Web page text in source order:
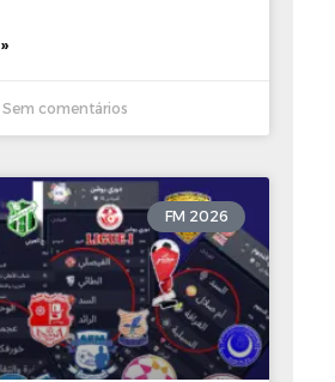
شاهد المقال »
Sem comentários
FM 2026